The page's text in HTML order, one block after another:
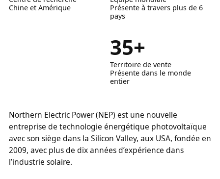
Chine et Amérique
Présente à travers plus de 6
pays
35+
Territoire de vente
Présente dans le monde
entier
Northern Electric Power (NEP) est une nouvelle
entreprise de technologie énergétique photovoltaïque
avec son siège dans la Silicon Valley, aux USA, fondée en
2009, avec plus de dix années d’expérience dans
l’industrie solaire.